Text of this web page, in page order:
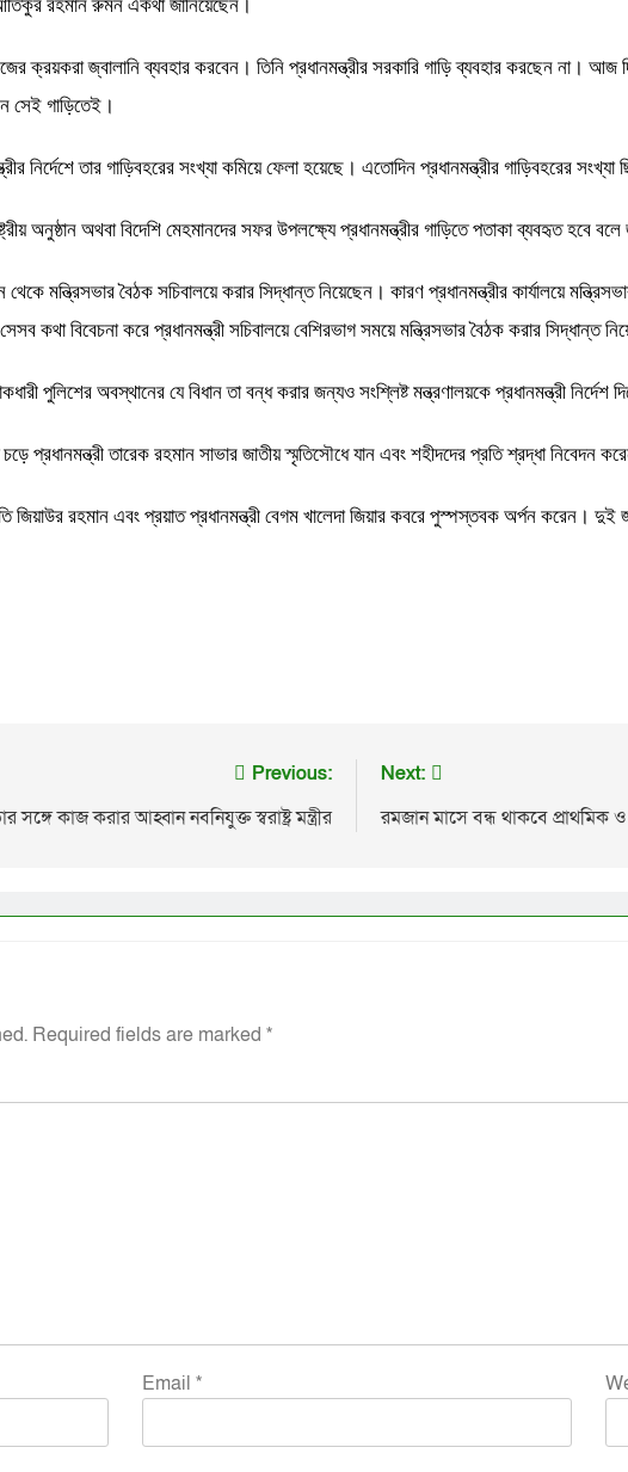
রহমান রুমন একথা জানিয়েছেন।
ক্রয়করা জ্বালানি ব্যবহার করবেন। তিনি প্রধানমন্ত্রীর সরকারি গাড়ি ব্যবহার করছেন না। আজ
সেই গাড়িতেই।
নির্দেশে তার গাড়িবহরের সংখ্যা কমিয়ে ফেলা হয়েছে। এতোদিন প্রধানমন্ত্রীর গাড়িবহরের
অনুষ্ঠান অথবা বিদেশি মেহমানদের সফর উপলক্ষ্যে প্রধানমন্ত্রীর গাড়িতে পতাকা ব্যবহৃত হবে
মন্ত্রিসভার বৈঠক সচিবালয়ে করার সিদ্ধান্ত নিয়েছেন। কারণ প্রধানমন্ত্রীর কার্যালয়ে
কথা বিবেচনা করে প্রধানমন্ত্রী সচিবালয়ে বেশিরভাগ সময়ে মন্ত্রিসভার বৈঠক করার সিদ্ধান্ত
পুলিশের অবস্থানের যে বিধান তা বন্ধ করার জন্যও সংশ্লিষ্ট মন্ত্রণালয়কে প্রধানমন্ত্রী নির্দেশ
প্রধানমন্ত্রী তারেক রহমান সাভার জাতীয় স্মৃতিসৌধে যান এবং শহীদদের প্রতি শ্রদ্ধা
জিয়াউর রহমান এবং প্রয়াত প্রধানমন্ত্রী বেগম খালেদা জিয়ার কবরে পুস্পস্তবক অর্পন করেন।
Previous:
সঙ্গে কাজ করার আহ্বান নবনিযুক্ত স্বরাষ্ট্র মন্ত্রীর
Next:
রমজান মাসে বন্ধ থাকবে প্রাথমিক
Required fields are marked *
Email*